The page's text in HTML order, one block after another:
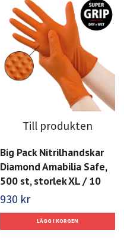
Till produkten
Big Pack Nitrilhandskar
Diamond Amabilia Safe,
500 st, storlek XL / 10
930 kr